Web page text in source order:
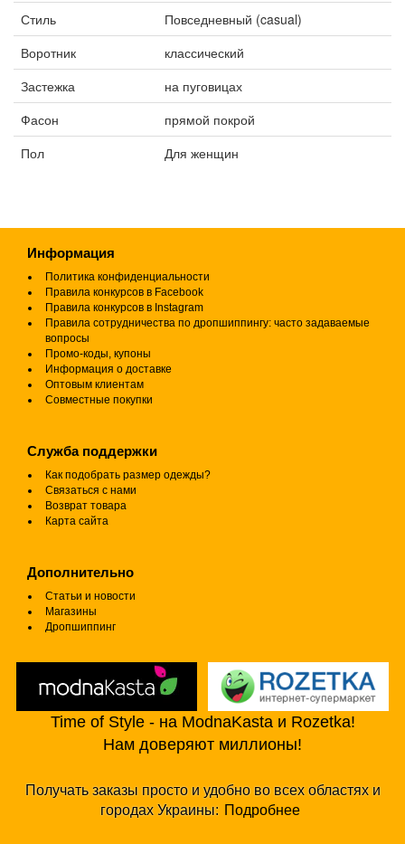
Стиль
Повседневный (casual)
Воротник
классический
Застежка
на пуговицах
Фасон
прямой покрой
Пол
Для женщин
Информация
Политика конфиденциальности
Правила конкурсов в Facebook
Правила конкурсов в Instagram
Правила сотрудничества по дропшиппингу: часто задаваемые
вопросы
Промо-коды, купоны
Информация о доставке
Оптовым клиентам
Совместные покупки
Служба поддержки
Как подобрать размер одежды?
Связаться с нами
Возврат товара
Карта сайта
Дополнительно
Статьи и новости
Магазины
Дропшиппинг
Time of Style - на ModnaKasta и Rozetka!
Нам доверяют миллионы!
Получать заказы просто и удобно во всех областях и
городах Украины: Подробнее